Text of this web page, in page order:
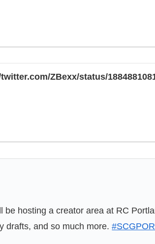
ZBexx/status/
be hosting a creator area at RC
drafts, and so much more.